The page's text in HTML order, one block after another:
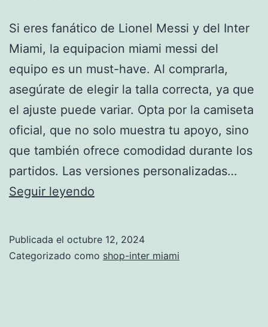
Si eres fanático de Lionel Messi y del Inter
Miami, la equipacion miami messi del
equipo es un must-have. Al comprarla,
asegúrate de elegir la talla correcta, ya que
el ajuste puede variar. Opta por la camiseta
oficial, que no solo muestra tu apoyo, sino
que también ofrece comodidad durante los
partidos. Las versiones personalizadas…
Seguir leyendo
Publicada el octubre 12, 2024
Categorizado como shop-inter miami